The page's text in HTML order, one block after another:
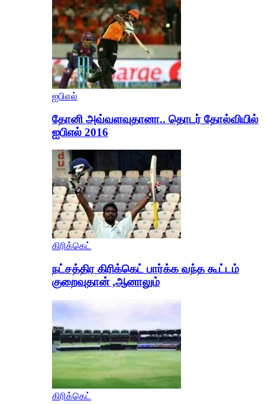
ஐபிஎல்
தோனி அவ்வளவுதானா.. தொடர் தோல்வியில்
ஐபிஎல் 2016
கிரிக்கெட்
நட்சத்திர கிரிக்கெட் பார்க்க வந்த கூட்டம்
குறைவுதான் ,ஆனாலும்
கிரிக்கெட்